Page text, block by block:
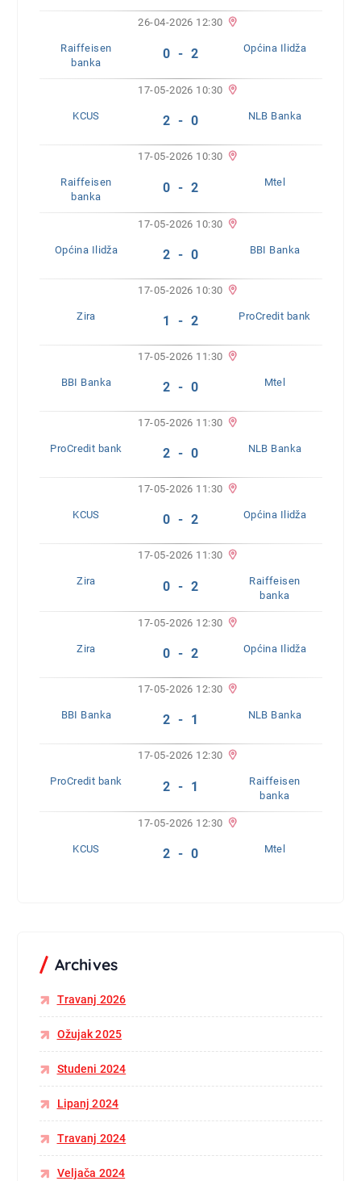
26-04-2026 12:30
Raiffeisen
banka
0 - 2 Općina Ilidža
17-05-2026 10:30
KCUS 2 - 0 NLB Banka
17-05-2026 10:30
Raiffeisen
banka
0 - 2 Mtel
17-05-2026 10:30
Općina Ilidža 2 - 0 BBI Banka
17-05-2026 10:30
Zira 1 - 2 ProCredit bank
17-05-2026 11:30
BBI Banka 2 - 0 Mtel
17-05-2026 11:30
ProCredit bank 2 - 0 NLB Banka
17-05-2026 11:30
KCUS 0 - 2 Općina Ilidža
17-05-2026 11:30
Zira 0 - 2
Raiffeisen
banka
17-05-2026 12:30
Zira 0 - 2 Općina Ilidža
17-05-2026 12:30
BBI Banka 2 - 1 NLB Banka
17-05-2026 12:30
ProCredit bank 2 - 1
Raiffeisen
banka
17-05-2026 12:30
KCUS 2 - 0 Mtel
Archives
Travanj 2026
Ožujak 2025
Studeni 2024
Lipanj 2024
Travanj 2024
Veljača 2024